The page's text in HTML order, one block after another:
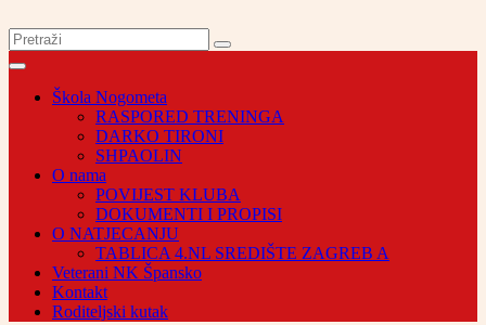
Škola Nogometa
RASPORED TRENINGA
DARKO TIRONI
SHPAOLIN
O nama
POVIJEST KLUBA
DOKUMENTI I PROPISI
O NATJECANJU
TABLICA 4.NL SREDIŠTE ZAGREB A
Veterani NK Špansko
Kontakt
Roditeljski kutak